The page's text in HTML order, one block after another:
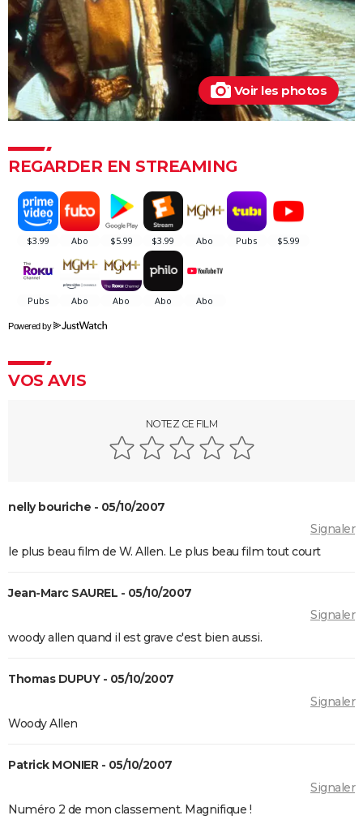
The Phoenician Scheme : faut-il voir le dernier Wes
Anderson ? Notre critique
Billy Elliot
En roue libre
"Pauvres créatures" : de quoi parle ce film étrange
Captain Fantastic : synopsis, casting, bande-
Le Fabuleux Destin d'Amélie Poulain : synopsis,
casting, bande-annonce, streaming...
Les goûts et les couleurs
Kinds of Kindness : notre critique du dernier film de
Yorgos Lanthimos
May December
Breakfast Club : synopsis, casting, streaming, avis...
Lost in Translation : synopsis, casting, bande-
annonce, streaming, avis...
du film
Voir les photos
REGARDER EN STREAMING
Powered by
VOS AVIS
NOTEZ CE FILM
nelly bouriche - 05/10/2007
Signaler
le plus beau film de W. Allen. Le plus beau film tout court
Jean-Marc SAUREL - 05/10/2007
Signaler
woody allen quand il est grave c'est bien aussi.
Thomas DUPUY - 05/10/2007
Signaler
Woody Allen
Patrick MONIER - 05/10/2007
Signaler
Numéro 2 de mon classement. Magnifique !